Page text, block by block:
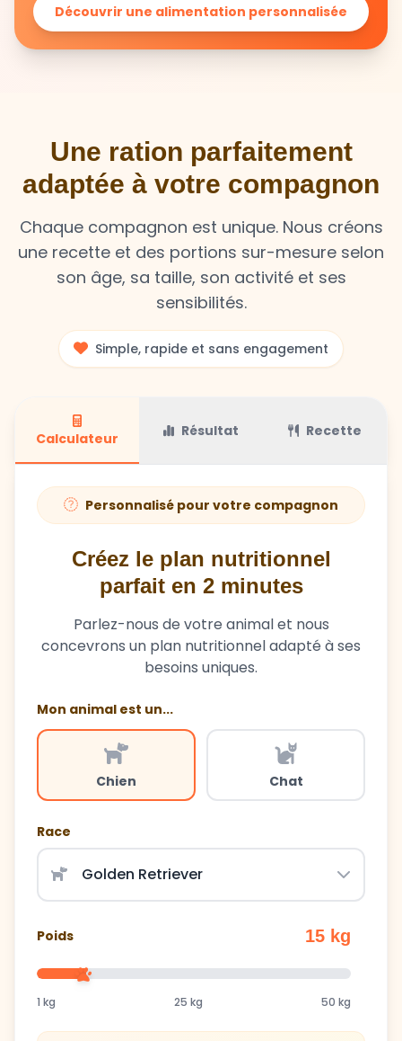
Découvrir une alimentation personnalisée
Une ration parfaitement
adaptée à votre compagnon
Chaque compagnon est unique. Nous créons
une recette et des portions sur-mesure selon
son âge, sa taille, son activité et ses
sensibilités.
Simple, rapide et sans engagement
Calculateur Résultat Recette
Personnalisé pour votre compagnon
Créez le plan nutritionnel
parfait en 2 minutes
Parlez-nous de votre animal et nous
concevrons un plan nutritionnel adapté à ses
besoins uniques.
Mon animal est un...
Chien Chat
Race
Poids 15 kg
1 kg 25 kg 50 kg